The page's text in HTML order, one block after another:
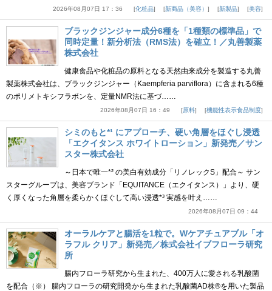
2026年08月07日 17：36 化粧品 新商品（美容） 新製品 美容
ブラックジンジャー成分6種を「1種類の標準品」で
同時定量！新分析法（RMS法）を確立！／丸善製薬
株式会社
健康食品や化粧品の原料となる天然由来成分を製造する丸善
製薬株式会社は、ブラックジンジャー（Kaempferia parviflora）に含まれる6種
のポリメトキシフラボンを、定量NMR法に基づ……
2026年08月07日 16：49 原料 機能性表示食品制度
シミのもと*¹ にアプローチ、硬い角層をほぐし浸透
「エクイタンス ホワイトローション」新発売／サン
スター株式会社
～日本で唯一*² の美白有効成分「リノレックS」配合～ サン
スターグループは、美容ブランド「EQUITANCE（エクイタンス）」より、硬
く厚くなった角層を柔らかくほぐして高い浸透*³ 実感を叶え……
2026年08月07日 09：44
オーラルケアと腸活を1粒で。Wケアチュアブル「オ
ラフル クリア」新発売／株式会社イブフローラ研究
所
腸内フローラ研究から生まれた、400万人に愛される乳酸菌
を配合（※） 腸内フローラの研究開発から生まれた乳酸菌AD株®を用いた製品